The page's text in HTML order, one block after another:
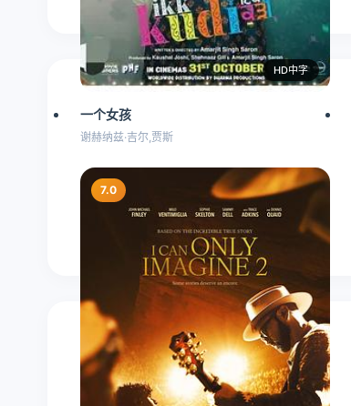
HD中字
一个女孩
谢赫纳兹·吉尔,贾斯
7.0